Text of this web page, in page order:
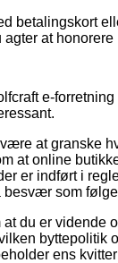
betalingskort
at
e-
at granske
at online
er indført i
som
du er
byttepolitik
ens